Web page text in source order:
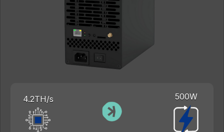
4.2TH/s 500W